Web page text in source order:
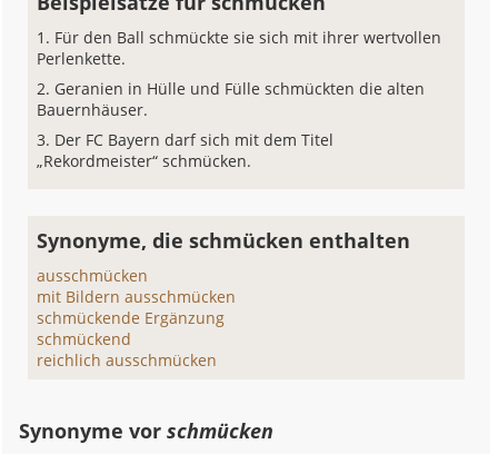
Für den Ball schmückte sie sich mit ihrer wertvollen
Perlenkette.
Geranien in Hülle und Fülle schmückten die alten
Bauernhäuser.
Der FC Bayern darf sich mit dem Titel
„Rekordmeister“ schmücken.
Synonyme, die schmücken enthalten
ausschmücken
mit Bildern ausschmücken
schmückende Ergänzung
schmückend
reichlich ausschmücken
Synonyme vorschmücken